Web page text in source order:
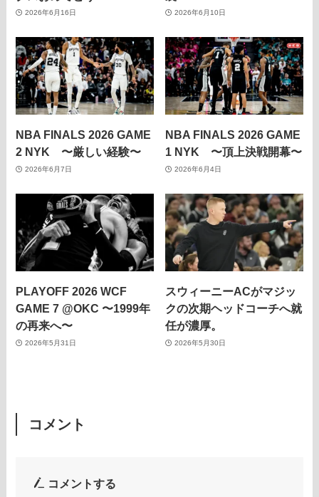
2026年6月16日 2026年6月10日
NBA FINALS 2026 GAME
2 NYK 〜厳しい経験〜
2026年6月7日
NBA FINALS 2026 GAME
1 NYK 〜頂上決戦開幕〜
2026年6月4日
PLAYOFF 2026 WCF
GAME 7 @OKC 〜1999年
の再来へ〜
2026年5月31日
スウィーニーACがマジッ
クの次期ヘッドコーチへ就
任が濃厚。
2026年5月30日
コメント
コメントする